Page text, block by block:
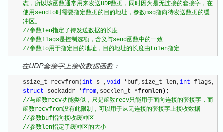
态，所以该函数通常用来发送UDP数据，同时因为是无连接的套接字，在
使用sendto时需要指定数据的目的地址，参数msg指向待发送数据的缓
//
//
//参数to用于指定目的地址，目的地址的长度由tolen指定
在UDP套接字上接收数据函数：
ssize_t recvfrom(int s , void *buf,size_t len, int flags,
struct sockaddr *from,socklen_t *
//与函数recv功能类似，只是函数recv只能用于面向连接的套接字，而
//
//